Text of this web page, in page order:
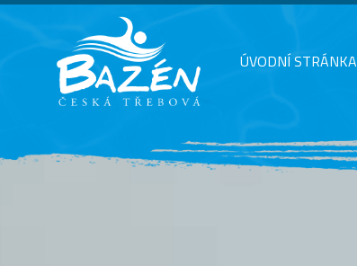
ÚVODNÍ STRÁNKA